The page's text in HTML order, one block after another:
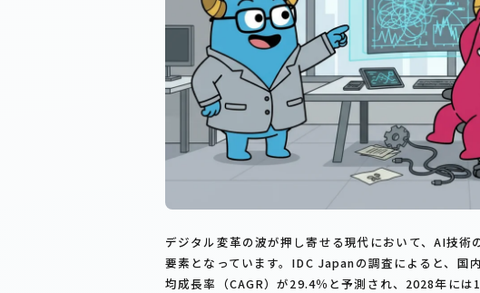
デジタル変革の波が押し寄せる現代において、AI技
要素となっています。IDC Japanの調査によると、国
均成長率（CAGR）が29.4％と予測され、2028年に